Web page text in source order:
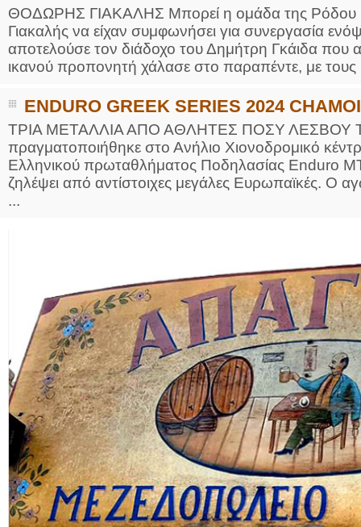
ΘΟΔΩΡΗΣ ΓΙΑΚΑΛΗΣ Μπορεί η ομάδα της Ρόδου
Γιακαλής να είχαν συμφωνήσει για συνεργασία
αποτελούσε τον διάδοχο του Δημήτρη Γκάιδα
ικανού προπονητή χάλασε στο παραπέντε, με τους
ENDURO GREEK SERIES 2024
ΤΡΙΑ ΜΕΤΑΛΛΙΑ ΑΠΟ ΑΘΛΗΤΕΣ ΠΟΣΥ ΛΕΣΒΟΥ
πραγματοποιήθηκε στο Ανήλιο Χιονοδρομικό
Ελληνικού πρωταθλήματος Ποδηλασίας Enduro
ζηλέψει από αντίστοιχες μεγάλες Ευρωπαϊκές. Ο
...